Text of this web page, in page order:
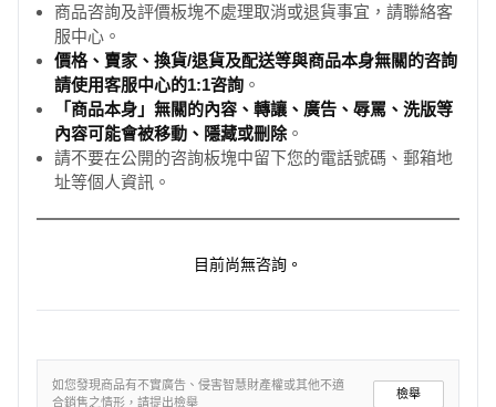
商品咨詢及評價板塊不處理取消或退貨事宜，請聯絡客
服中心。
價格、賣家、換貨/退貨及配送等與商品本身無關的咨詢
請使用客服中心的1:1咨詢 。
「商品本身」無關的內容、轉讓、廣告、辱罵、洗版等
內容可能會被移動、隱藏或刪除。
請不要在公開的咨詢板塊中留下您的電話號碼、郵箱地
址等個人資訊。
目前尚無咨詢。
如您發現商品有不實廣告、侵害智慧財產權或其他不適
合銷售之情形，請提出檢舉
檢舉